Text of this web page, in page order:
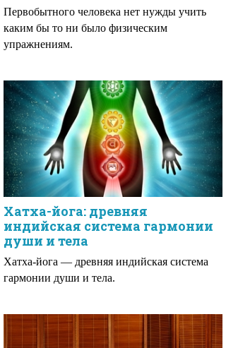
Первобытного человека нет нужды учить
каким бы то ни было физическим
упражнениям.
Хатха-йога: древняя
индийская система гармонии
души и тела
Хатха-йога — древняя индийская система
гармонии души и тела.